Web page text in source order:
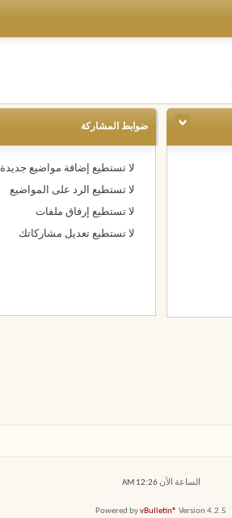
ضوابط المشاركة
لا تستطيع إضافة مواضيع جديدة
لا تستطيع الرد على المواضيع
لا تستطيع إرفاق ملفات
لا تستطيع تعديل مشاركاتك
الساعة الآن12:26 AM
Powered byvBulletin® Version 4.2.5